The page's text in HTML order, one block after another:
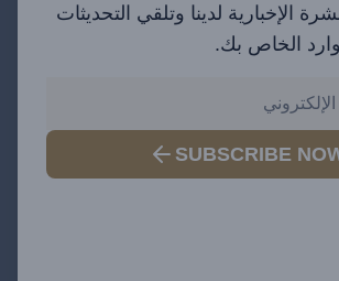
الإخبارية لدينا وتلقي التحديثات
الخاص بك.
SUBSCRIBE